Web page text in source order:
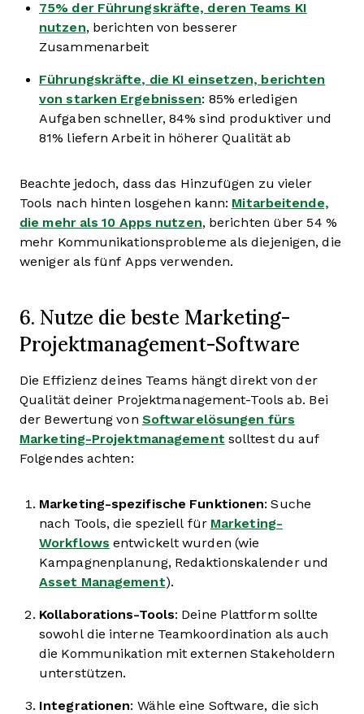
75% der Führungskräfte, deren Teams KI
nutzen, berichten von besserer
Zusammenarbeit
Führungskräfte, die KI einsetzen, berichten
von starken Ergebnissen: 85% erledigen
Aufgaben schneller, 84% sind produktiver und
81% liefern Arbeit in höherer Qualität ab
Beachte jedoch, dass das Hinzufügen zu vieler
Tools nach hinten losgehen kann: Mitarbeitende,
die mehr als 10 Apps nutzen, berichten über 54 %
mehr Kommunikationsprobleme als diejenigen, die
weniger als fünf Apps verwenden.
6. Nutze die beste Marketing-
Projektmanagement-Software
Die Effizienz deines Teams hängt direkt von der
Qualität deiner Projektmanagement-Tools ab. Bei
der Bewertung von Softwarelösungen fürs
Marketing-Projektmanagement solltest du auf
Folgendes achten:
Marketing-spezifische Funktionen: Suche
nach Tools, die speziell für Marketing-
Workflows entwickelt wurden (wie
Kampagnenplanung, Redaktionskalender und
Asset Management).
Kollaborations-Tools: Deine Plattform sollte
sowohl die interne Teamkoordination als auch
die Kommunikation mit externen Stakeholdern
unterstützen.
Integrationen: Wähle eine Software, die sich